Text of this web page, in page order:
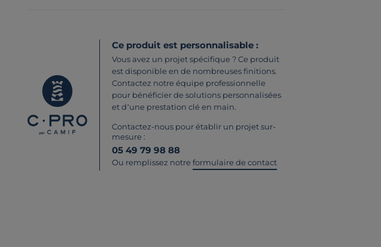
Ce produit est personnalisable :
Vous avez un projet spécifique ? Ce produit
est disponible en de nombreuses finitions.
Contactez notre équipe professionnelle
pour bénéficier de solutions personnalisées
et d’une prestation clé en main.
Contactez-nous pour établir un projet sur-
mesure :
05 49 79 98 88
Ou remplissez notre formulaire de contact